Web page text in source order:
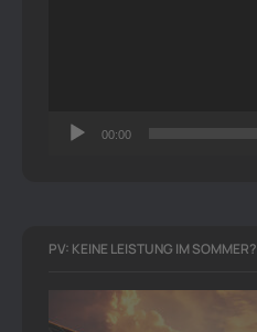
00:00
PV: KEINE LEISTUNG IM SOMMER?